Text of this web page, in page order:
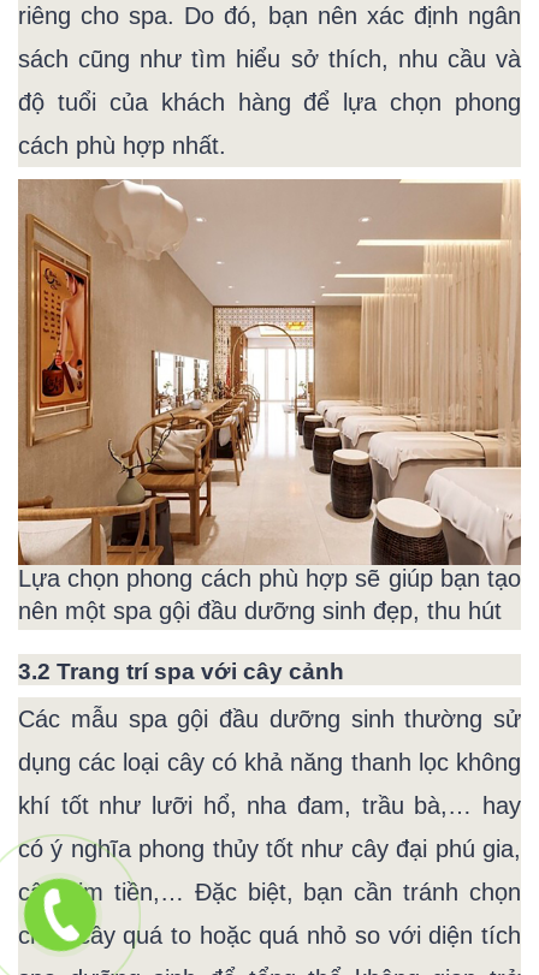
riêng cho spa. Do đó, bạn nên xác định ngân
sách cũng như tìm hiểu sở thích, nhu cầu và
độ tuổi của khách hàng để lựa chọn phong
cách phù hợp nhất.
Lựa chọn phong cách phù hợp sẽ giúp bạn tạo
nên một spa gội đầu dưỡng sinh đẹp, thu hút
3.2 Trang trí spa với cây cảnh
Các mẫu spa gội đầu dưỡng sinh thường sử
dụng các loại cây có khả năng thanh lọc không
khí tốt như lưỡi hổ, nha đam, trầu bà,… hay
có ý nghĩa phong thủy tốt như cây đại phú gia,
cây kim tiền,… Đặc biệt, bạn cần tránh chọn
chậu cây quá to hoặc quá nhỏ so với diện tích